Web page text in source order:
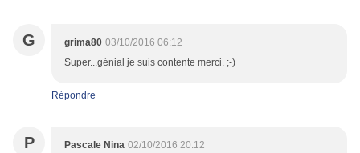
G grima80 03/10/2016 06:12
Super...génial je suis contente merci. ;-)
Répondre
P Pascale Nina 02/10/2016 20:12